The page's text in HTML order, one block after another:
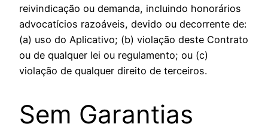
reivindicação ou demanda, incluindo honorários
advocatícios razoáveis, devido ou decorrente de:
(a) uso do Aplicativo; (b) violação deste Contrato
ou de qualquer lei ou regulamento; ou (c)
violação de qualquer direito de terceiros.
Sem Garantias